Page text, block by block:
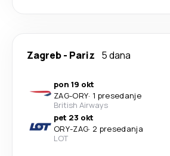
Zagreb- Pariz 5 dana
pon 19 okt
ZAG-ORY· 1 presedanje
British Airways
pet 23 okt
ORY-ZAG· 2 presedanja
LOT